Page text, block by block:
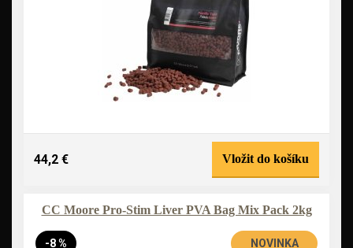
44,2 € Vložit do košíku
CC Moore Pro-Stim Liver PVA Bag Mix Pack 2kg
-8 % NOVINKA